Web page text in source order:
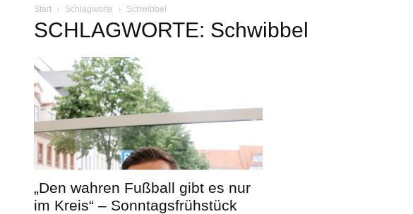
Start Schlagworte Schwibbel
SCHLAGWORTE: Schwibbel
„Den wahren Fußball gibt es nur
im Kreis“ – Sonntagsfrühstück